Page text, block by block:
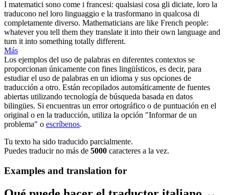
I matematici sono come i francesi: qualsiasi cosa gli diciate, loro la
traducono nel loro linguaggio e la trasformano in qualcosa di
completamente diverso. Mathematicians are like French people:
whatever you tell them they translate it into their own language and
turn it into something totally different.
Más
Los ejemplos del uso de palabras en diferentes contextos se
proporcionan únicamente con fines lingüísticos, es decir, para
estudiar el uso de palabras en un idioma y sus opciones de
traducción a otro. Están recopilados automáticamente de fuentes
abiertas utilizando tecnología de búsqueda basada en datos
bilingües. Si encuentras un error ortográfico o de puntuación en el
original o en la traducción, utiliza la opción "Informar de un
problema" o escríbenos.
Tu texto ha sido traducido parcialmente.
Puedes traducir no más de 5000 caracteres a la vez.
Examples and translation for